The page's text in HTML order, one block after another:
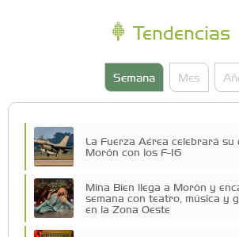
Tendencias
Semana Mes
La Fuerza Aérea celebrará su
Morón con los F-16
Mina Bien llega a Morón y
semana con teatro, música y
en la Zona Oeste